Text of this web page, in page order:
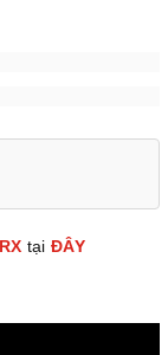
tại ĐÂY